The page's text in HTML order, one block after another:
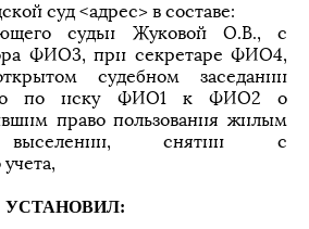
суд <адрес> в составе:
судьи Жуковой О.В., с
ФИО3, при секретаре ФИО4,
судебном заседании
по иску ФИО1 к ФИО2 о
право пользования жилым
выселении, снятии с
УСТАНОВИЛ: